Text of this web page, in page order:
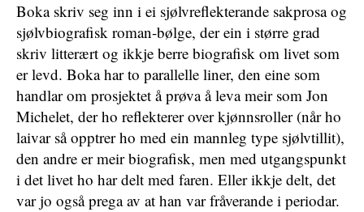
Boka skriv seg inn i ei sjølvreflekterande sakprosa og
sjølvbiografisk roman-bølge, der ein i større grad
skriv litterært og ikkje berre biografisk om livet som
er levd. Boka har to parallelle liner, den eine som
handlar om prosjektet å prøva å leva meir som Jon
Michelet, der ho reflekterer over kjønnsroller (når ho
laivar så opptrer ho med ein mannleg type sjølvtillit),
den andre er meir biografisk, men med utgangspunkt
i det livet ho har delt med faren. Eller ikkje delt, det
var jo også prega av at han var fråverande i periodar.